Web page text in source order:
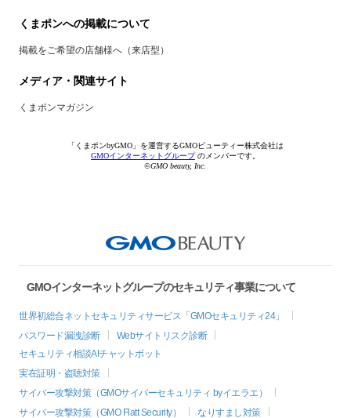
くまポンへの掲載について
掲載をご希望の店舗様へ（来店型）
メディア・関連サイト
くまポンマガジン
「くまポンbyGMO」を運営するGMOビューティー株式会社は
GMOインターネットグループのメンバーです。
©GMO beauty, Inc.
GMOインターネットグループのセキュリティ事業について
世界初総合ネットセキュリティサービス「GMOセキュリティ24」
パスワード漏洩診断
Webサイトリスク診断
セキュリティ相談AIチャットボット
実在証明・盗聴対策
サイバー攻撃対策（GMOサイバーセキュリティ byイエラエ）
サイバー攻撃対策（GMO Flatt Security）
なりすまし対策